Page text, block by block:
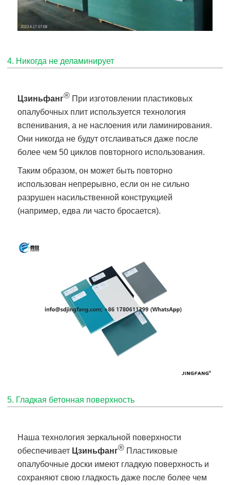
4. Никогда не деламинирует
Цзиньфанг® При изготовлении пластиковых
опалубочных плит используется технология
вспенивания, а не наслоения или ламинирования.
Они никогда не будут отслаиваться даже после
более чем 50 циклов повторного использования.
Таким образом, он может быть повторно
использован непрерывно, если он не сильно
разрушен насильственной конструкцией
(например, едва ли часто бросается).
5. Гладкая бетонная поверхность
Наша технология зеркальной поверхности
обеспечивает Цзиньфанг® Пластиковые
опалубочные доски имеют гладкую поверхность и
сохраняют свою гладкость даже после более чем